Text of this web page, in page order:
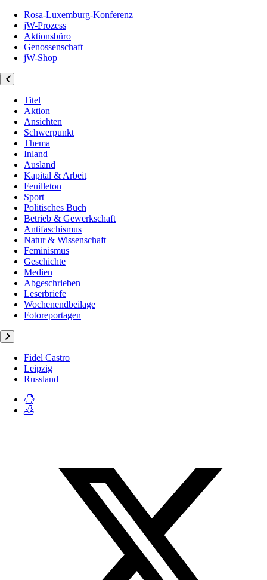
Rosa-Luxemburg-Konferenz
jW-Prozess
Aktionsbüro
Genossenschaft
jW-Shop
Titel
Aktion
Ansichten
Schwerpunkt
Thema
Inland
Ausland
Kapital & Arbeit
Feuilleton
Sport
Politisches Buch
Betrieb & Gewerkschaft
Antifaschismus
Natur & Wissenschaft
Feminismus
Geschichte
Medien
Abgeschrieben
Leserbriefe
Wochenendbeilage
Fotoreportagen
Fidel Castro
Leipzig
Russland